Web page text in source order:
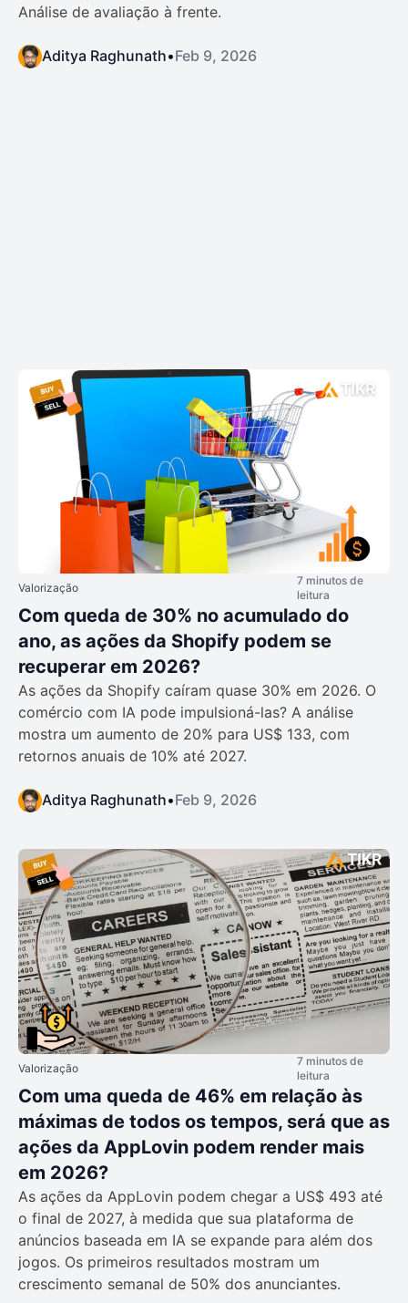
Análise de avaliação à frente.
Aditya Raghunath•Feb 9, 2026
Valorização
7 minutos de
leitura
Com queda de 30% no acumulado do
ano, as ações da Shopify podem se
recuperar em 2026?
As ações da Shopify caíram quase 30% em 2026. O
comércio com IA pode impulsioná-las? A análise
mostra um aumento de 20% para US$ 133, com
retornos anuais de 10% até 2027.
Aditya Raghunath•Feb 9, 2026
Valorização
7 minutos de
leitura
Com uma queda de 46% em relação às
máximas de todos os tempos, será que as
ações da AppLovin podem render mais
em 2026?
As ações da AppLovin podem chegar a US$ 493 até
o final de 2027, à medida que sua plataforma de
anúncios baseada em IA se expande para além dos
jogos. Os primeiros resultados mostram um
crescimento semanal de 50% dos anunciantes.